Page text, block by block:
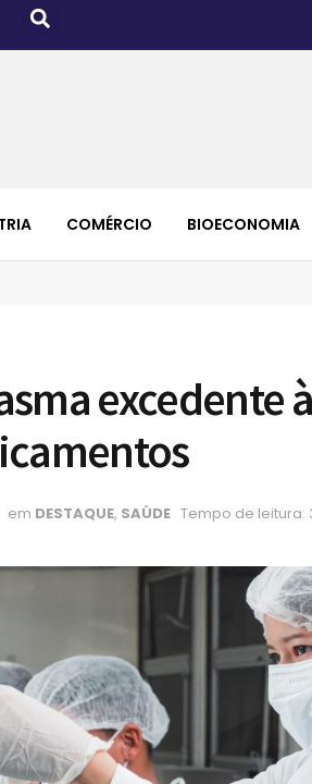
COMÉRCIO BIOECONOMIA
excedente
em DESTAQUE, SAÚDE Tempo de leitura: